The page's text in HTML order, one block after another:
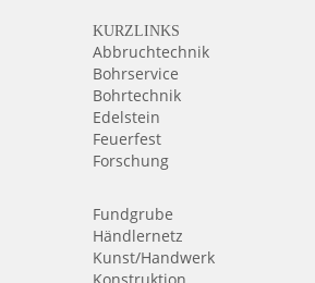
KURZLINKS
Abbruchtechnik
Bohrservice
Bohrtechnik
Edelstein
Feuerfest
Forschung
Fundgrube
Händlernetz
Kunst/Handwerk